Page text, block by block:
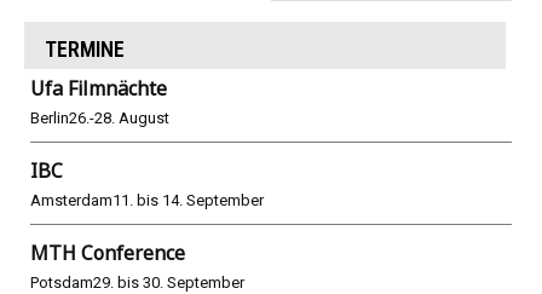
TERMINE
Ufa Filmnächte
Berlin26.-28. August
IBC
Amsterdam11. bis 14. September
MTH Conference
Potsdam29. bis 30. September